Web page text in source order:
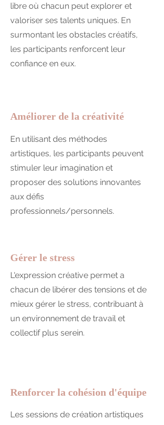
libre où chacun peut explorer et
valoriser ses talents uniques. En
surmontant les obstacles créatifs,
les participants renforcent leur
confiance en eux.
Améliorer de la créativité
En utilisant des méthodes
artistiques, les participants peuvent
stimuler leur imagination et
proposer des solutions innovantes
aux défis
professionnels/personnels.
Gérer le stress
L'expression créative permet a
chacun de libérer des tensions et de
mieux gérer le stress, contribuant à
un environnement de travail et
collectif plus serein.
Renforcer la cohésion d'équipe
Les sessions de création artistiques